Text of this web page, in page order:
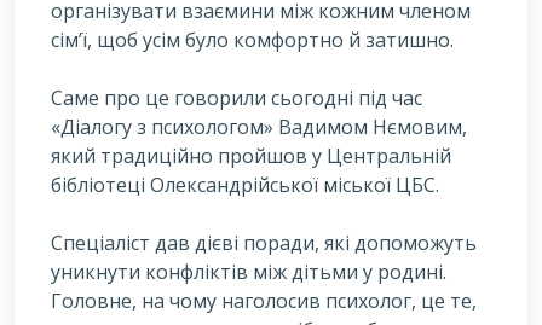
організувати взаємини між кожним членом
сім’ї, щоб усім було комфортно й затишно.
Саме про це говорили сьогодні під час
«Діалогу з психологом» Вадимом Нємовим,
який традиційно пройшов у Центральній
бібліотеці Олександрійської міської ЦБС.
Спеціаліст дав дієві поради, які допоможуть
уникнути конфліктів між дітьми у родині.
Головне, на чому наголосив психолог, це те,